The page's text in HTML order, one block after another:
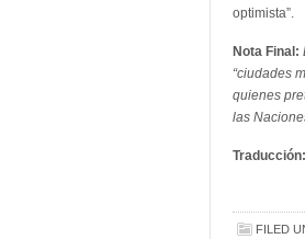
optimista”.
Nota Final:
“ciudades
quienes
las
FILED